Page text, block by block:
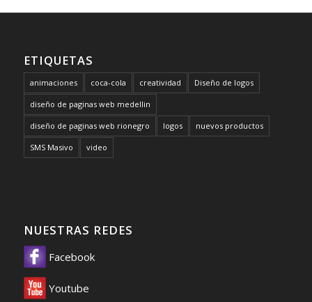
ETIQUETAS
animaciones coca-cola creatividad Diseño de logos
diseño de paginas web medellin
diseño de paginas web rionegro logos nuevos productos
SMS Masivo video
NUESTRAS REDES
Facebook
Youtube